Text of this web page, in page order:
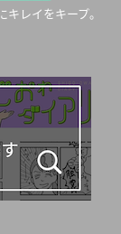
キレイをキープ。